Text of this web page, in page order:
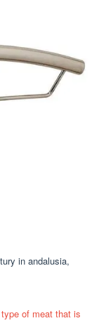
in andalusia,